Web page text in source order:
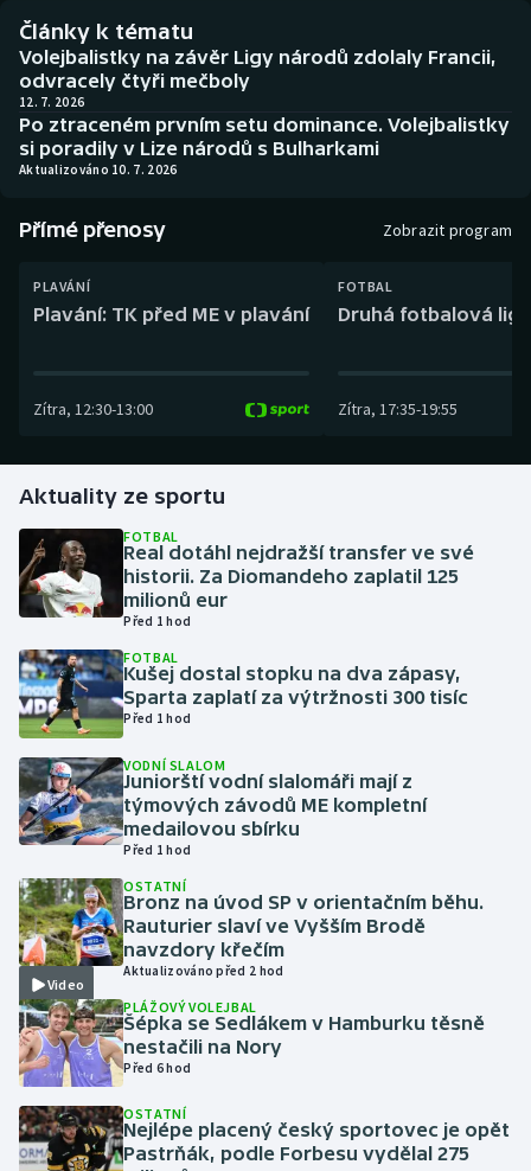
Biatlon
Boby a skeleton
Curling
Dostihy
Futsal
Golf
Gymnastika
Házená
Judo
Krasobruslení
Lezení
Moderní pětiboj
Motorsport
Olympijské hry
Parasport
Plavání
Aplikace ČT sport
AZ kvíz
Články k tématu
Volejbalistky na závěr Ligy národů zdolaly Francii,
odvracely čtyři mečboly
12. 7. 2026
Po ztraceném prvním setu dominance. Volejbalistky
si poradily v Lize národů s Bulharkami
Aktualizováno 10. 7. 2026
Přímé přenosy Zobrazit program
PLAVÁNÍ
Plavání: TK před ME v plavání
Zítra, 12:30-13:00
FOTBAL
Druhá fotbalová
Zítra, 17:35-19:55
Aktuality ze sportu
FOTBAL
Real dotáhl nejdražší transfer ve své
historii. Za Diomandeho zaplatil 125
milionů eur
Před 1 hod
FOTBAL
Kušej dostal stopku na dva zápasy,
Sparta zaplatí za výtržnosti 300 tisíc
Před 1 hod
VODNÍ SLALOM
Juniorští vodní slalomáři mají z
týmových závodů ME kompletní
medailovou sbírku
Před 1 hod
Video
OSTATNÍ
Bronz na úvod SP v orientačním běhu.
Rauturier slaví ve Vyšším Brodě
navzdory křečím
Aktualizováno před 2 hod
PLÁŽOVÝ VOLEJBAL
Šépka se Sedlákem v Hamburku těsně
nestačili na Nory
Před 6 hod
OSTATNÍ
Nejlépe placený český sportovec je opět
Pastrňák, podle Forbesu vydělal 275